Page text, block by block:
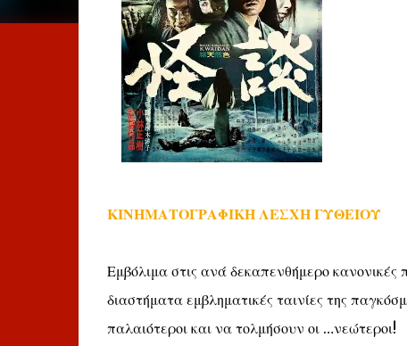
ΚΙΝΗΜΑΤΟΓΡΑΦΙΚΗ ΛΕΣΧΗ ΓΥΘΕΙΟΥ
Εμβόλιμα στις ανά δεκαπενθήμερο
διαστήματα εμβληματικές ταινίες της
παλαιότεροι και να τολμήσουν οι …νεώτεροι!